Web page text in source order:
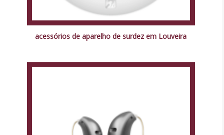
acessórios de aparelho de surdez em Louveira